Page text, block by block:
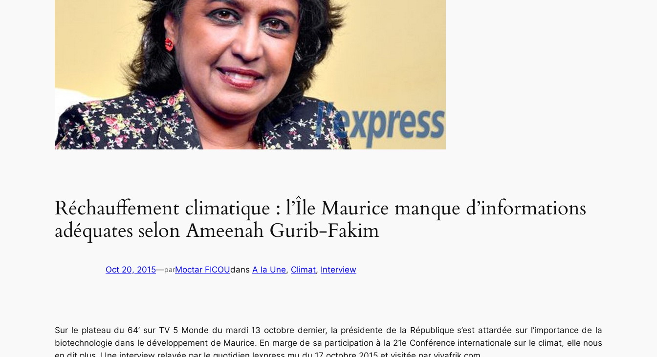
Réchauffement climatique : l’Île Maurice manque d’informations
adéquates selon Ameenah Gurib-Fakim
Oct 20, 2015—parMoctar FICOUdans A la Une, Climat, Interview
Sur le plateau du 64’ sur TV 5 Monde du mardi 13 octobre dernier, la présidente de la République s’est attardée sur l’importance de la
biotechnologie dans le développement de Maurice. En marge de sa participation à la 21e Conférence internationale sur le climat, elle nous